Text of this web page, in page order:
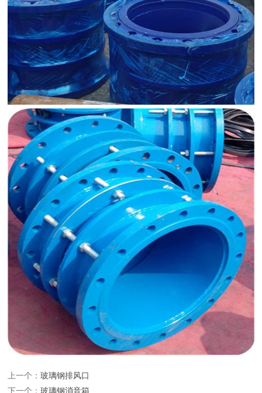
上一个：玻璃钢排风口
下一个：玻璃钢消音箱